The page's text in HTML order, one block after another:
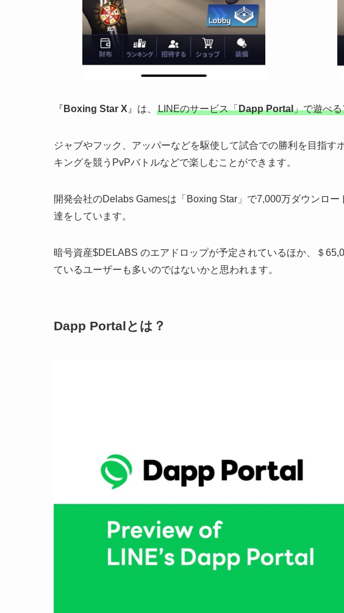
『 Boxing Star X 』は、 LINEのサービス「Dapp Portal」で遊べ
ジャブやフック、アッパーなどを駆使して試合での勝利を目指す
キングを競うPvPバトルなどで楽しむことができます。
開発会社のDelabs Gamesは「Boxing Star」で7,000万ダウンロ
達をしています。
暗号資産$DELABS のエアドロップが予定されているほか、＄
ているユーザーも多いのではないかと思われます。
Dapp Portalとは？